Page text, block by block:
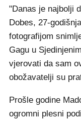
"Danas je najbolji
Dobes, 27-
fotografijom
Gagu u
vjerovati da sam
obožavatelji su
Prošle godine
ogromni plesni